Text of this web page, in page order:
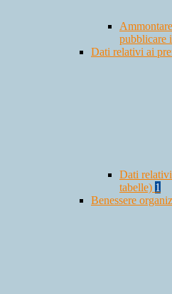
pubblicare
Dati relativi ai
Dati
tabelle) 1
Benessere